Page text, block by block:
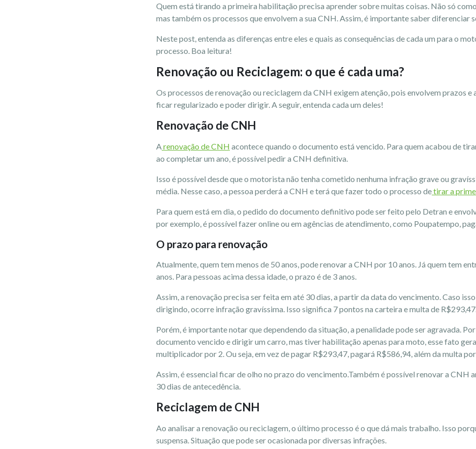
Quem está tirando a primeira habilitação precisa aprender sobre muitas coisas. Não só
mas também os processos que envolvem a sua CNH. Assim, é importante saber diferenciar
Neste post, entenda as diferenças entre eles e quais as consequências de cada um para o
processo. Boa leitura!
Renovação ou Reciclagem: o que é cada uma?
Os processos de renovação ou reciclagem da CNH exigem atenção, pois envolvem prazos
ficar regularizado e poder dirigir. A seguir, entenda cada um deles!
Renovação de CNH
Arenovação de CNH acontece quando o documento está vencido. Para quem acabou de
ao completar um ano, é possível pedir a CNH definitiva.
Isso é possível desde que o motorista não tenha cometido nenhuma infração grave ou
média. Nesse caso, a pessoa perderá a CNH e terá que fazer todo o processo detirar a
Para quem está em dia, o pedido do documento definitivo pode ser feito pelo Detran e
por exemplo, é possível fazer online ou em agências de atendimento, como Poupatempo,
O prazo para renovação
Atualmente, quem tem menos de 50 anos, pode renovar a CNH por 10 anos. Já quem tem
anos. Para pessoas acima dessa idade, o prazo é de 3 anos.
Assim, a renovação precisa ser feita em até 30 dias, a partir da data do vencimento. Caso
dirigindo, ocorre infração gravíssima. Isso significa 7 pontos na carteira e multa de
Porém, é importante notar que dependendo da situação, a penalidade pode ser agravada.
documento vencido e dirigir um carro, mas tiver habilitação apenas para moto, esse fato
multiplicador por 2. Ou seja, em vez de pagar R$293,47, pagará R$586,94, além da multa
Assim, é essencial ficar de olho no prazo do vencimento.Também é possível renovar a CNH
30 dias de antecedência.
Reciclagem de CNH
Ao analisar a renovação ou reciclagem, o último processo é o que dá mais trabalho. Isso
suspensa. Situação que pode ser ocasionada por diversas infrações.